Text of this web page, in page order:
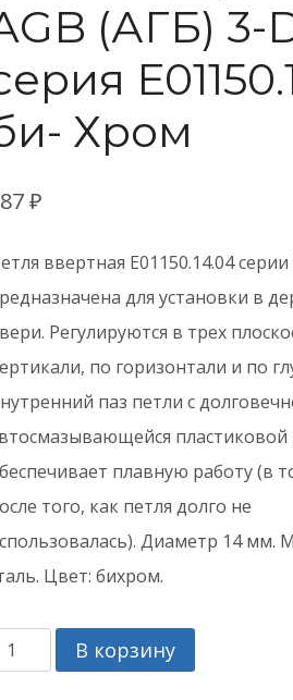
(АГБ) 3-
Хром
₽
ввертная E01150.14.04 серии
для установки в
Регулируются в трех
по горизонтали и по
паз петли с
пластиковой
плавную работу (в
того, как петля долго не
Диаметр 14 мм.
Цвет: бихром.
КоличествоВ корзину